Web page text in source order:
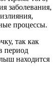
заболевания,
процессы.
так как
период
находится